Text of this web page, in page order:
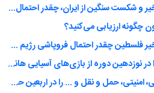
بنظر شما باتوجه به حوادث اخیر و شکست سنگین از ایران، چقدر احتمال فروپاشی رژیم صهیونیستی وجود دارد؟
چگونه ارزیابی می‌کنید؟
بنظر شما باتوجه به حوادث اخیر فلسطین چقدر احتمال فروپاشی رژیم صهیونیستی وجود دارد؟
عملکرد کاروان ورزشی ایران را در نوزدهین دوره از بازی‌های آسیایی هانگژو را چه‌گونه ارزیابی می‌کنید؟
عملکرد مسئولین از نظر خدماتی، امنیتی، حمل و نقل و ... را در اربعین حسینی امسال چگونه ارزیابی می‌کنید؟